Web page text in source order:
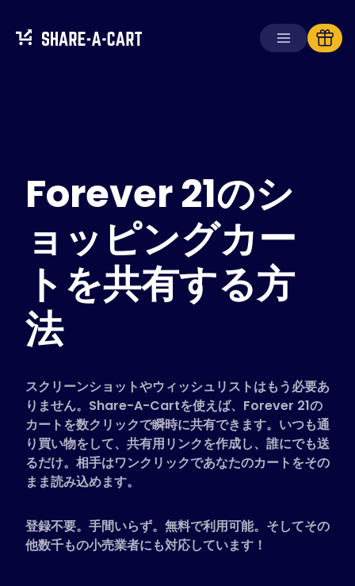
ソリューション
消費者向け
学校向け
企業向け
Plus+ を入手
対応ストア
よくある質問
ハウツーガイド
日本語 (Japanese)
Forever 21のシ
ョッピングカー
トを共有する方
法
スクリーンショットやウィッシュリストはもう必要あ
りません。Share-A-Cartを使えば、Forever 21の
カートを数クリックで瞬時に共有できます。いつも通
り買い物をして、共有用リンクを作成し、誰にでも送
るだけ。相手はワンクリックであなたのカートをその
まま読み込めます。
登録不要。手間いらず。無料で利用可能。そしてその
他数千もの小売業者にも対応しています！